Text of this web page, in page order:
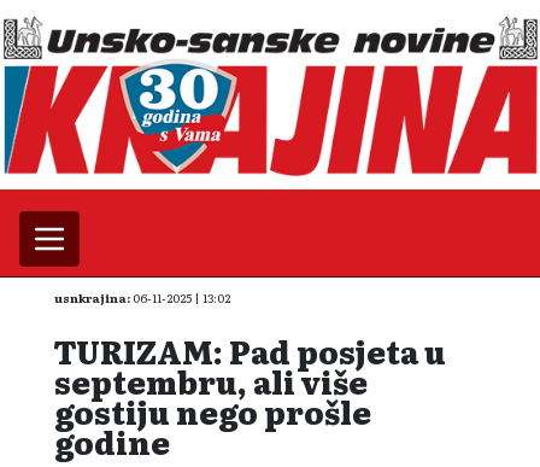
usnkrajina: 06-11-2025 | 13:02
TURIZAM: Pad posjeta u
septembru, ali više
gostiju nego prošle
godine